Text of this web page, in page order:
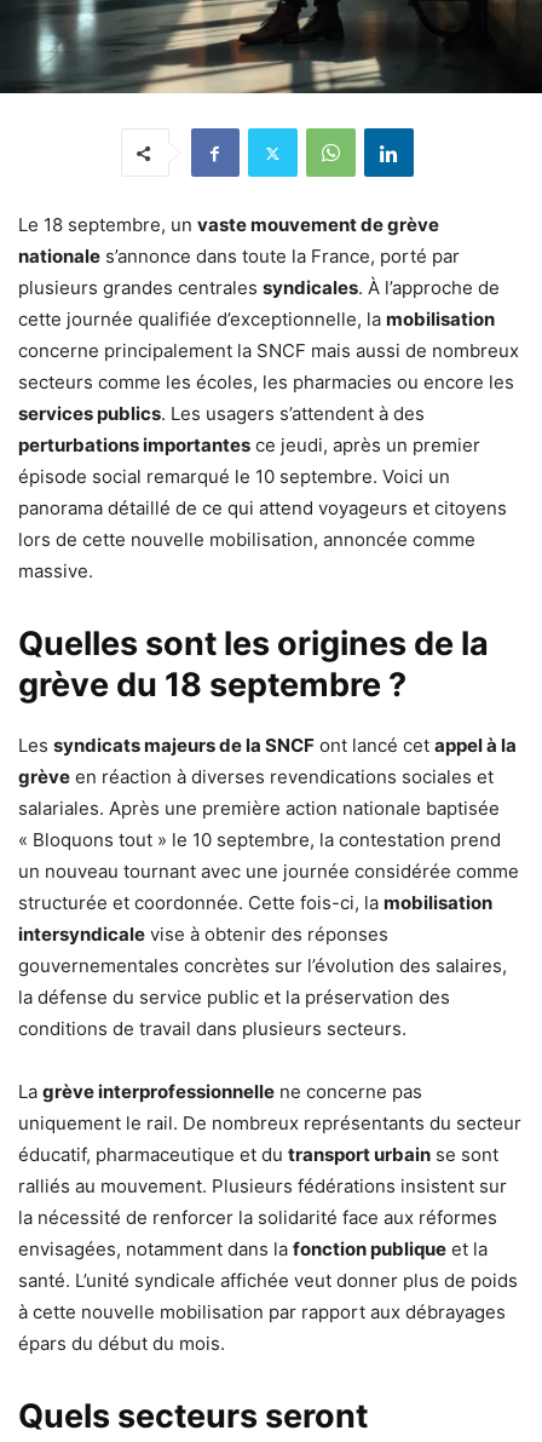
Le 18 septembre, un vaste mouvement de grève
nationale s’annonce dans toute la France, porté par
plusieurs grandes centrales syndicales. À l’approche de
cette journée qualifiée d’exceptionnelle, la mobilisation
concerne principalement la SNCF mais aussi de nombreux
secteurs comme les écoles, les pharmacies ou encore les
services publics. Les usagers s’attendent à des
perturbations importantes ce jeudi, après un premier
épisode social remarqué le 10 septembre. Voici un
panorama détaillé de ce qui attend voyageurs et citoyens
lors de cette nouvelle mobilisation, annoncée comme
massive.
Quelles sont les origines de la
grève du 18 septembre ?
Les syndicats majeurs de la SNCF ont lancé cet appel à la
grève en réaction à diverses revendications sociales et
salariales. Après une première action nationale baptisée
« Bloquons tout » le 10 septembre, la contestation prend
un nouveau tournant avec une journée considérée comme
structurée et coordonnée. Cette fois-ci, la mobilisation
intersyndicale vise à obtenir des réponses
gouvernementales concrètes sur l’évolution des salaires,
la défense du service public et la préservation des
conditions de travail dans plusieurs secteurs.
La grève interprofessionnelle ne concerne pas
uniquement le rail. De nombreux représentants du secteur
éducatif, pharmaceutique et du transport urbain se sont
ralliés au mouvement. Plusieurs fédérations insistent sur
la nécessité de renforcer la solidarité face aux réformes
envisagées, notamment dans la fonction publique et la
santé. L’unité syndicale affichée veut donner plus de poids
à cette nouvelle mobilisation par rapport aux débrayages
épars du début du mois.
Quels secteurs seront